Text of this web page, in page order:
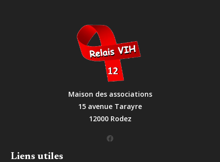
Maison des associations
15 avenue Tarayre
12000 Rodez
Facebook
Liens utiles